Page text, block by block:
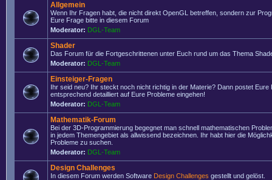
Allgemein
Wenn Ihr Fragen habt, die nicht direkt OpenGL betreffen, sondern zur
Eure Frage bitte in diesem Forum
Moderator: DGL-Team
Shader
Das Forum für die Fortgeschrittenen unter Euch rund um das Thema
Moderator: DGL-Team
Einsteiger-Fragen
Ihr seid neu? Ihr steckt noch nicht richtig in der Materie? Dann postet Eure
entsprechend detailliert auf Eure Probleme eingehen!
Moderator: DGL-Team
Mathematik-Forum
Bei der 3D-Programmierung begegnet man schnell mathematischen
in jedem Themengebiet als allwissend bezeichnen. Ihr habt hier die
Probleme zu suchen.
Moderator: DGL-Team
Design Challenges
In diesem Forum werden Software Design Challenges gestellt und gelöst.